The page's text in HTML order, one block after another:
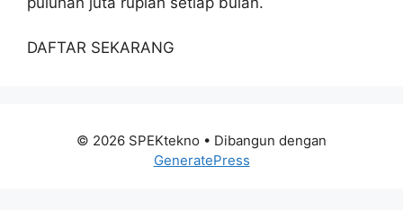
DAFTAR SEKARANG
© 2026 SPEKtekno • Dibangun dengan
GeneratePress